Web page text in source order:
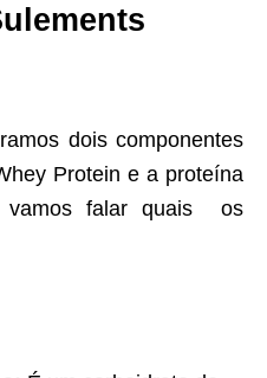
dois componentes
Protein e a proteína
vamos falar quais os